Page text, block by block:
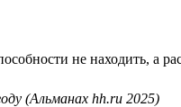
не находить, а
(Альманах hh.ru 2025)